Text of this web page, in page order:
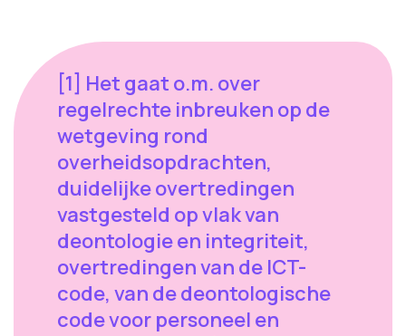
[1] Het gaat o.m. over
regelrechte inbreuken op de
wetgeving rond
overheidsopdrachten,
duidelijke overtredingen
vastgesteld op vlak van
deontologie en integriteit,
overtredingen van de ICT-
code, van de deontologische
code voor personeel en